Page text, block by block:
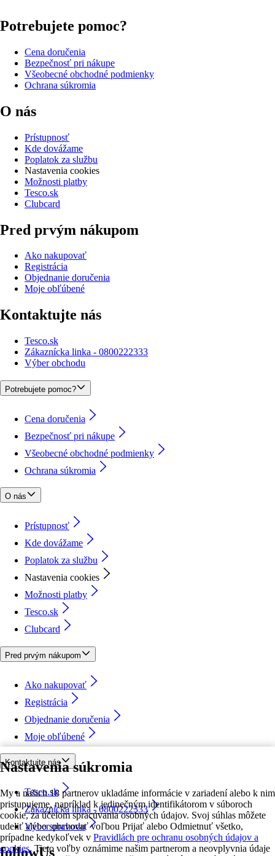
Nastavenia súkromia
My a našich 18 partnerov ukladáme informácie v zariadení alebo k nim
pristupujeme, napríklad k jedinečným identifikátorom v súboroch
cookie, za účelom spracúvania osobných údajov. Svoj súhlas môžete
udeliť alebo spravovať voľbou Prijať alebo Odmietnuť všetko,
prípadne kedykoľvek v Pravidlách pre ochranu osobných údajov a
cookies. Tieto voľby oznámime našim partnerom a neovplyvnia údaje
Potrebujete pomoc?
Cena doručenia
Bezpečnosť pri nákupe
Všeobecné obchodné podmienky
Ochrana súkromia
O nás
Prístupnosť
Kde dovážame
Poplatok za službu
Nastavenia cookies
Možnosti platby
Tesco.sk
Clubcard
Pred prvým nákupom
Ako nakupovať
Registrácia
Objednanie doručenia
Moje obľúbené
Kontaktujte nás
Tesco.sk
Zákaznícka linka - 0800222333
Výber obchodu
Potrebujete pomoc?
Cena doručenia
Bezpečnosť pri nákupe
Všeobecné obchodné podmienky
Ochrana súkromia
O nás
Prístupnosť
Kde dovážame
Poplatok za službu
Nastavenia cookies
Možnosti platby
Tesco.sk
Clubcard
Pred prvým nákupom
Ako nakupovať
Registrácia
Objednanie doručenia
Moje obľúbené
Kontaktujte nás
Tesco.sk
Zákaznícka linka - 0800222333
Výber obchodu
followUs